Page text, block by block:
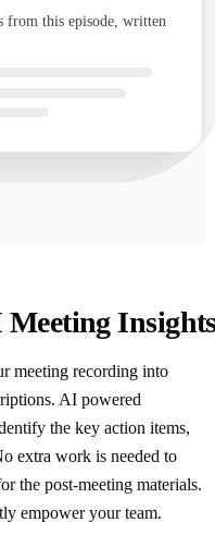
from this episode, written
meeting recording into
AI powered
the key action items,
extra work is needed to
the post-meeting materials.
empower your team.